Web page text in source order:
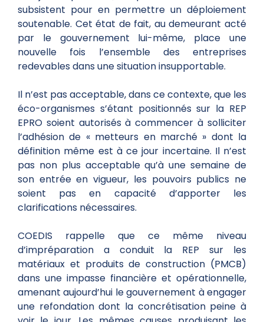
subsistent pour en permettre un déploiement
soutenable. Cet état de fait, au demeurant acté
par le gouvernement lui-même, place une
nouvelle fois l’ensemble des entreprises
redevables dans une situation insupportable.
Il n’est pas acceptable, dans ce contexte, que les
éco-organismes s’étant positionnés sur la REP
EPRO soient autorisés à commencer à solliciter
l’adhésion de « metteurs en marché » dont la
définition même est à ce jour incertaine. Il n’est
pas non plus acceptable qu’à une semaine de
son entrée en vigueur, les pouvoirs publics ne
soient pas en capacité d’apporter les
clarifications nécessaires.
COEDIS rappelle que ce même niveau
d’impréparation a conduit la REP sur les
matériaux et produits de construction (PMCB)
dans une impasse financière et opérationnelle,
amenant aujourd’hui le gouvernement à engager
une refondation dont la concrétisation peine à